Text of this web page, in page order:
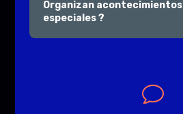
Organizan acontecimientos
especiales ?
v